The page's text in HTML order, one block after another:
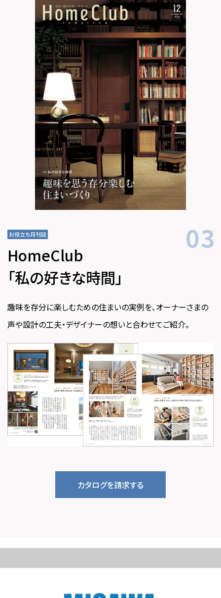
お役立ち月刊誌
HomeClub
「私の好きな時間」
趣味を存分に楽しむための住まいの実例を、オーナーさまの
声や設計の工夫・デザイナーの想いと合わせてご紹介。
カタログを請求する